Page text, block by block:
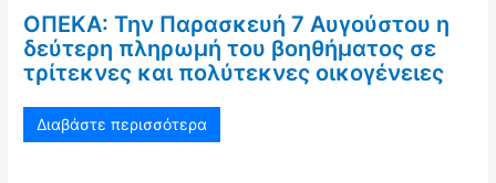
ΟΠΕΚΑ: Την Παρασκευή 7 Αυγούστου η
δεύτερη πληρωμή του βοηθήματος σε
τρίτεκνες και πολύτεκνες οικογένειες
Διαβάστε περισσότερα